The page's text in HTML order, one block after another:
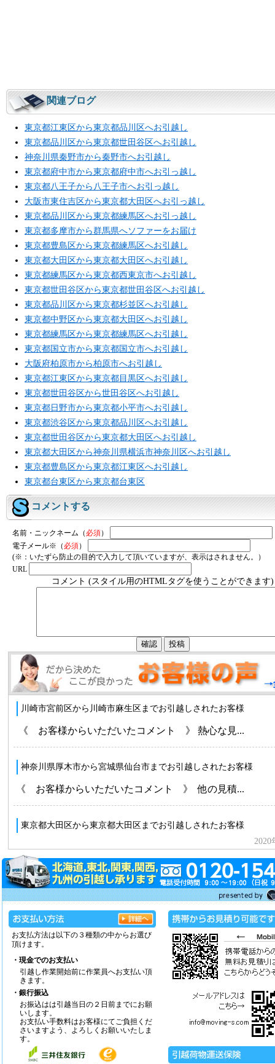
関連ブログ
東京都江東区から東京都品川区へお引越し
東京都品川区から東京都世田谷区へお引越し
神奈川県秦野市から秦野市へお引越し
東京都府中市から東京都府中市へお引っ越し
東京都八王子から八王子市へお引っ越し
大阪市東住吉区から東京都大田区へお引っ越し
東京都品川区から東京都練馬区へお引っ越し
東京都多摩市から群馬県へソファーをお届け
東京都豊島区から東京都練馬区へお引越し
東京都大田区から東京都大田区へお引越し
東京都練馬区から東京都西東京市へお引越し
東京都世田谷区から東京都世田谷区へお引越し
東京都品川区から東京都杉並区へお引越し
東京都中野区から東京都大田区へお引越し
東京都練馬区から東京都練馬区へお引越し
東京都国立市から東京都国立市へお引越し
大阪府柏原市から柏原市へお引越し
東京都江東区から東京都目黒区へお引越し
東京都世田谷区から世田谷区へお引越し
東京都日野市から東京都小平市へお引越し
東京都渋谷区から東京都品川区へお引越し
東京都世田谷区から東京都大田区へお引越し
東京都大田区から神奈川県横浜市神奈川区へお引越し
東京都豊島区から東京都江東区へお引越し
東京都台東区から東京都台東区
コメントする
名前・ニックネーム（ 必須）
電子メール※（ 必須）
(※：いたずら防止の目的で入力して頂いていますが、表示はされません。）
URL
コメント (スタイル用のHTMLタグを使うことができます)
お支払方法は以下の３種類の中からお選び
頂けます。
・現金でのお支払い
引越し作業開始前に作業員へお支払い頂
きます。
・銀行振込
お振込はは引越当日の２日前までにお願
いします。
お支払い手数料はお客様にてご負担くだ
さいますよう、よろしくお願いいたしま
す。